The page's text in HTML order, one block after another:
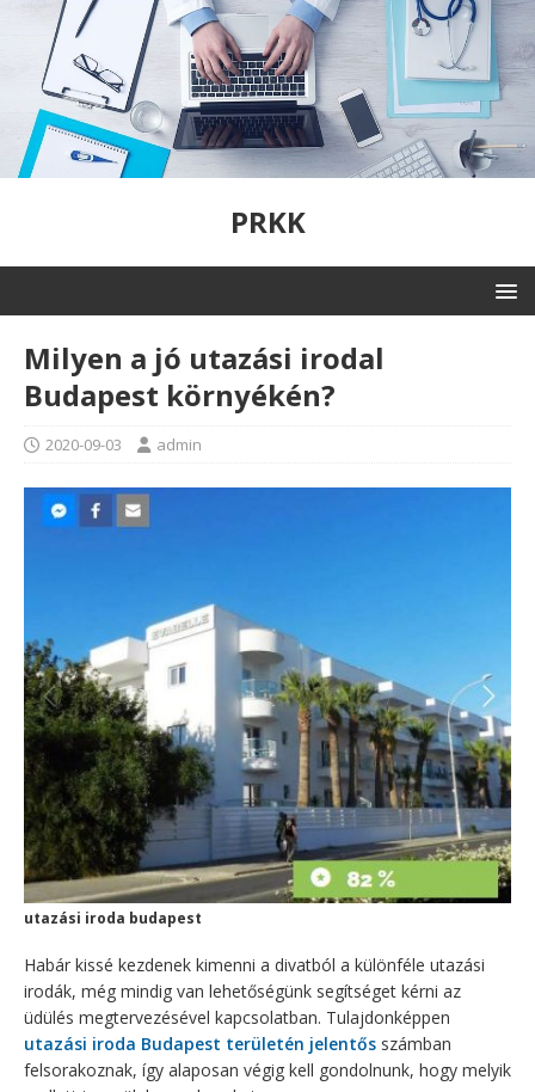
PRKK
Milyen a jó utazási irodal
Budapest környékén?
2020-09-03 admin
utazási iroda budapest
Habár kissé kezdenek kimenni a divatból a különféle utazási
irodák, még mindig van lehetőségünk segítséget kérni az
üdülés megtervezésével kapcsolatban. Tulajdonképpen
utazási iroda Budapest területén jelentős számban
felsorakoznak, így alaposan végig kell gondolnunk, hogy melyik